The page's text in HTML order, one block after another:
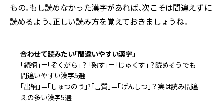
もの。もし読めなかった漢字があれば、次こそは間違えずに
読めるよう、正しい読み方を覚えておきましょうね。
合わせて読みたい「間違いやすい漢字」
「続柄」＝「ぞくがら」？「熟す」＝「じゅくす」？読めそうでも
間違いやすい漢字5選
「出納」＝「しゅつのう」?「言質」＝「げんしつ」？実は読み間違
えの多い漢字5選